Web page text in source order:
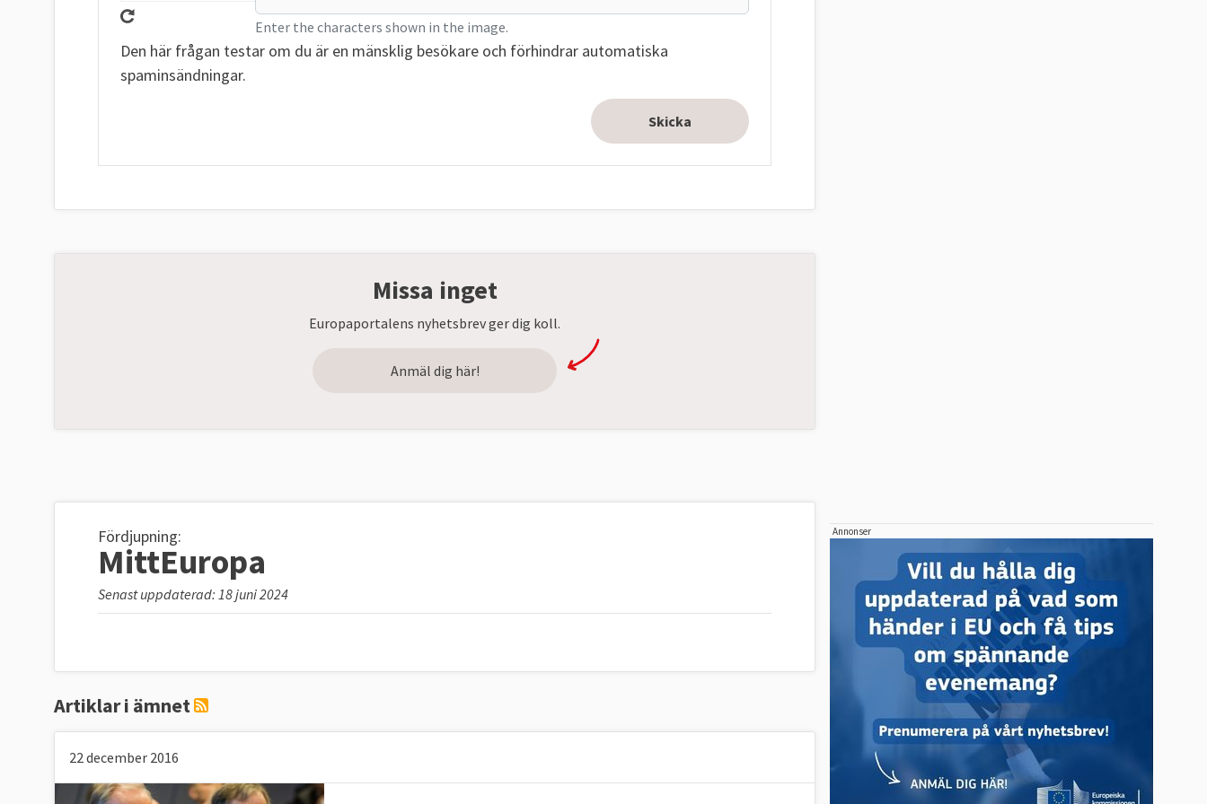
Enter the characters shown in the image.
Den här frågan testar om du är en mänsklig besökare och förhindrar automatiska
spaminsändningar.
Missa inget
Europaportalens nyhetsbrev ger dig koll.
Anmäl dig här!
Fördjupning:
MittEuropa
Senast uppdaterad: 18 juni 2024
Artiklar i ämnet
22 december 2016
Annonser